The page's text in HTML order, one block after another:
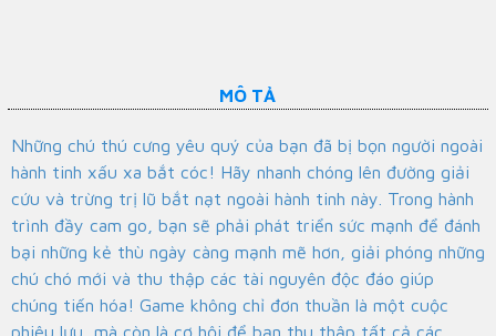
MÔ TẢ
Những chú thú cưng yêu quý của bạn đã bị bọn người ngoài
hành tinh xấu xa bắt cóc! Hãy nhanh chóng lên đường giải
cứu và trừng trị lũ bắt nạt ngoài hành tinh này. Trong hành
trình đầy cam go, bạn sẽ phải phát triển sức mạnh để đánh
bại những kẻ thù ngày càng mạnh mẽ hơn, giải phóng những
chú chó mới và thu thập các tài nguyên độc đáo giúp
chúng tiến hóa! Game không chỉ đơn thuần là một cuộc
phiêu lưu, mà còn là cơ hội để bạn thu thập tất cả các